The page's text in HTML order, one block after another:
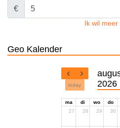
€
Ik wil meer
Geo Kalender
today
2026
ma di wo do
27
28 29 30